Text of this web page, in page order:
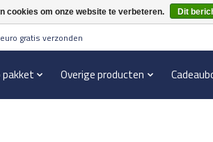
gratis verzonden
pakket Overige producten
cookies om onze website te verbeteren. Dit